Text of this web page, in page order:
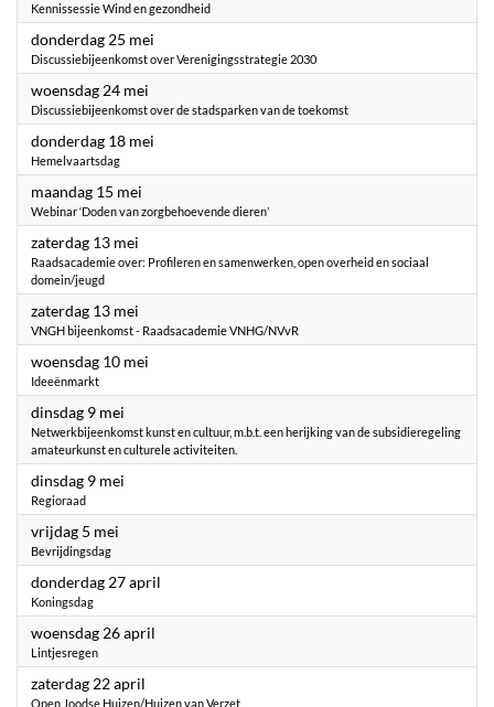
Kennissessie Wind en gezondheid
donderdag 25 mei
Discussiebijeenkomst over Verenigingsstrategie 2030
woensdag 24 mei
Discussiebijeenkomst over de stadsparken van de toekomst
donderdag 18 mei
Hemelvaartsdag
maandag 15 mei
Webinar ‘Doden van zorgbehoevende dieren’
zaterdag 13 mei
Raadsacademie over: Profileren en samenwerken, open overheid en sociaal
domein/jeugd
zaterdag 13 mei
VNGH bijeenkomst - Raadsacademie VNHG/NVvR
woensdag 10 mei
Ideeënmarkt
dinsdag 9 mei
Netwerkbijeenkomst kunst en cultuur, m.b.t. een herijking van de subsidieregeling
amateurkunst en culturele activiteiten.
dinsdag 9 mei
Regioraad
vrijdag 5 mei
Bevrijdingsdag
donderdag 27 april
Koningsdag
woensdag 26 april
Lintjesregen
zaterdag 22 april
Open Joodse Huizen/Huizen van Verzet